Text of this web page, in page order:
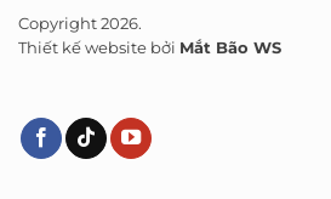
Copyright 2026.
Thiết kế website bởi Mắt Bão WS